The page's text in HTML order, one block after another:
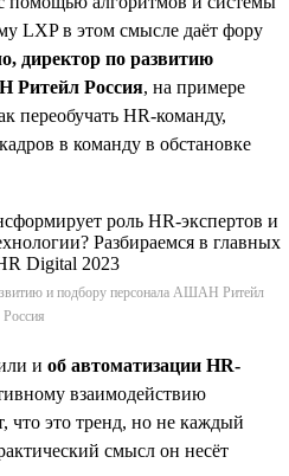
LXP в этом смысле даёт фору
директор по развитию
Ритейл Россия, на примере
переобучать HR-команду,
в команду в обстановке
и подбору персонала АШАН Ритейл
Россия
и об автоматизации HR-
взаимодействию
что это тренд, но не каждый
смысл он несёт